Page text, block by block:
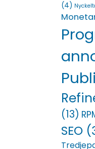
(4)
(13)
SEO